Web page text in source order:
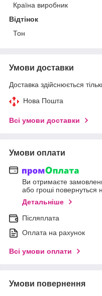
Країна виробник
Відтінок
Тон
Умови доставки
Доставка здійснюється
Нова Пошта
Всі умови доставки
Умови оплати
Ви отримаєте
або гроші повернуться
Детальніше
Післяплата
Оплата на рахунок
Всі умови оплати
Умови повернення